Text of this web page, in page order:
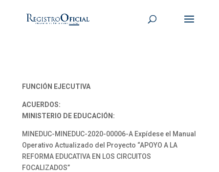
FUNCIÓN EJECUTIVA
ACUERDOS:
MINISTERIO DE EDUCACIÓN:
MINEDUC-MINEDUC-2020-00006-A Expídese el Manual
Operativo Actualizado del Proyecto “APOYO A LA
REFORMA EDUCATIVA EN LOS CIRCUITOS
FOCALIZADOS”